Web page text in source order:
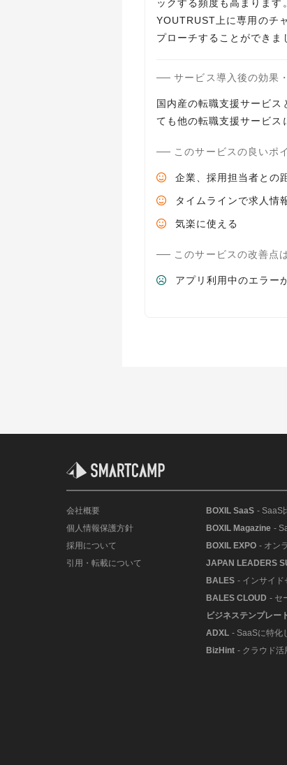
ックする頻度も高まります。
YOUTRUST上に専用のチ
プローチすることができま
サービス導入後の効果
国内産の転職支援サービ
ても他の転職支援サービ
このサービスの良いポ
企業、採用担当者との
タイムラインで求人情
気楽に使える
このサービスの改善点
アプリ利用中のエラー
会社概要
個人情報保護方針
採用について
引用・転載について
BOXIL SaaS - SaaS
BOXIL Magazine -
BOXIL EXPO - オン
JAPAN LEADERS
BALES - インサイド
BALES CLOUD - セ
ビジネステンプレー
ADXL - SaaSに特化
BizHint - クラウド活